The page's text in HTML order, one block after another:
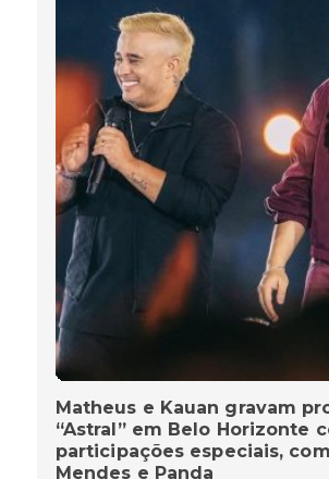
Matheus e Kauan gravam
“Astral” em Belo Horizonte
participações especiais,
Mendes e Panda